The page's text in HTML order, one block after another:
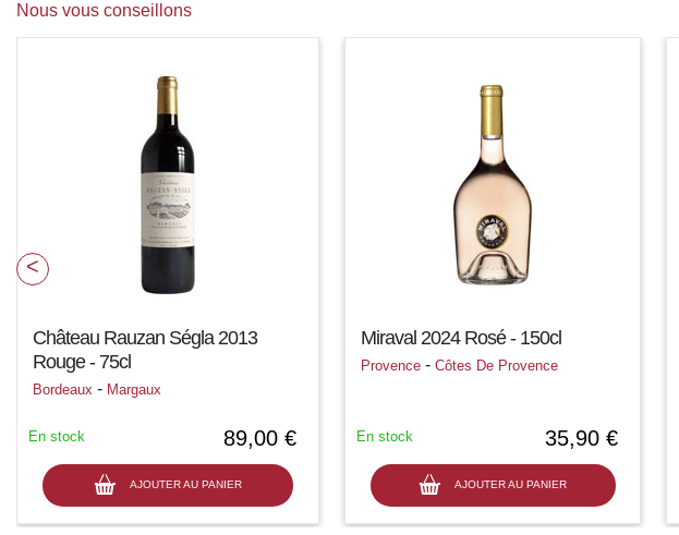
Nous vous conseillons
Château Rauzan Ségla 2013
Rouge - 75cl
Bordeaux - Margaux
89,00 €
AJOUTER AU PANIER
En stock
Miraval 2024 Rosé - 150cl
Provence - Côtes De Provence
35,90 €
AJOUTER AU PANIER
En stock